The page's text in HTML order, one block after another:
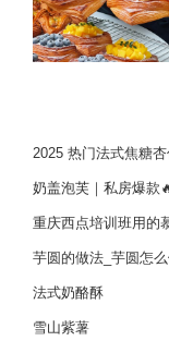
2025 热门法式焦糖
教你做出高颜值酥脆
奶盖泡芙｜私房爆款
重庆西点培训班用的
芋圆的做法_芋圆怎
法式奶酪酥
雪山紫薯